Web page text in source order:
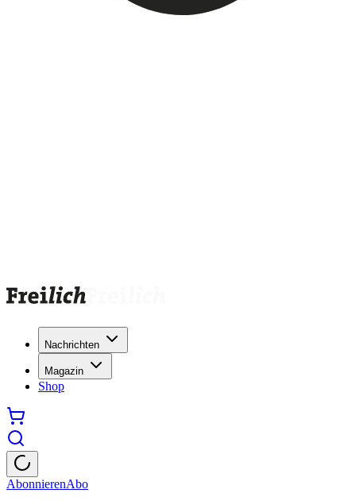
Nachrichten
Magazin
Shop
AbonnierenAbo